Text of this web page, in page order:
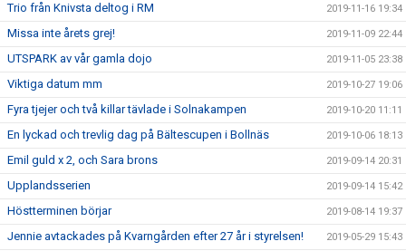
Trio från Knivsta deltog i RM 2019-11-16 19:34
Missa inte årets grej! 2019-11-09 22:44
UTSPARK av vår gamla dojo 2019-11-05 23:38
Viktiga datum mm 2019-10-27 19:06
Fyra tjejer och två killar tävlade i Solnakampen 2019-10-20 11:11
En lyckad och trevlig dag på Bältescupen i Bollnäs 2019-10-06 18:13
Emil guld x 2, och Sara brons 2019-09-14 20:31
Upplandsserien 2019-09-14 15:42
Höstterminen börjar 2019-08-14 19:37
Jennie avtackades på Kvarngården efter 27 år i styrelsen! 2019-05-29 15:43